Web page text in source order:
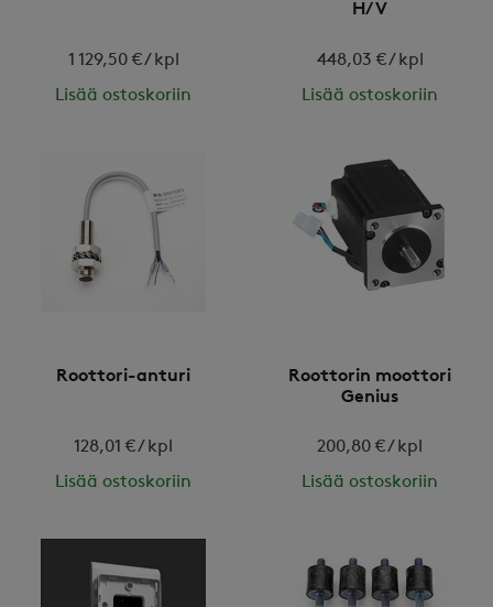
1 129,50 € / kpl
Lisää ostoskoriin
H/V
448,03 € / kpl
Lisää ostoskoriin
Roottori-anturi
128,01 € / kpl
Lisää ostoskoriin
Roottorin moottori
Genius
200,80 € / kpl
Lisää ostoskoriin